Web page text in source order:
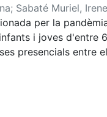
; Sabaté Muriel, Irene
per la
i joves d'entre
presencials entre
de
en profunditat. Els
existents que